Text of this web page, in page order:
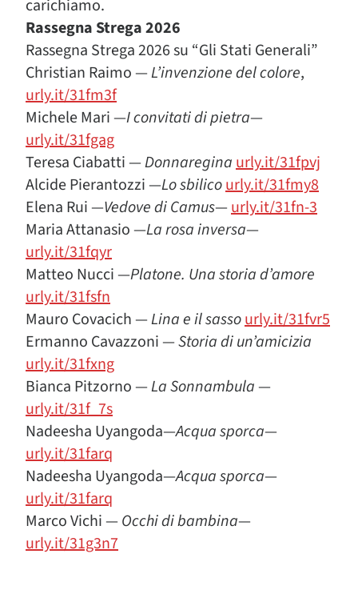
carichiamo.
Rassegna Strega 2026
Rassegna Strega 2026 su “Gli Stati Generali”
Christian Raimo —L’invenzione del colore,
urly.it/31fm3f
Michele Mari —I convitati di pietra—
urly.it/31fgag
Teresa Ciabatti —Donnareginaurly.it/31fpvj
Alcide Pierantozzi —Lo sbilicourly.it/31fmy8
Elena Rui —Vedove di Camus—urly.it/31fn-3
Maria Attanasio —La rosa inversa—
urly.it/31fqyr
Matteo Nucci —Platone. Una storia d’amore
urly.it/31fsfn
Mauro Covacich —Lina e il sassourly.it/31fvr5
Ermanno Cavazzoni —Storia di un’amicizia
urly.it/31fxng
Bianca Pitzorno —La Sonnambula —
urly.it/31f_7s
Nadeesha Uyangoda—Acqua sporca—
urly.it/31farq
Nadeesha Uyangoda—Acqua sporca—
urly.it/31farq
Marco Vichi — Occhi di bambina—
urly.it/31g3n7